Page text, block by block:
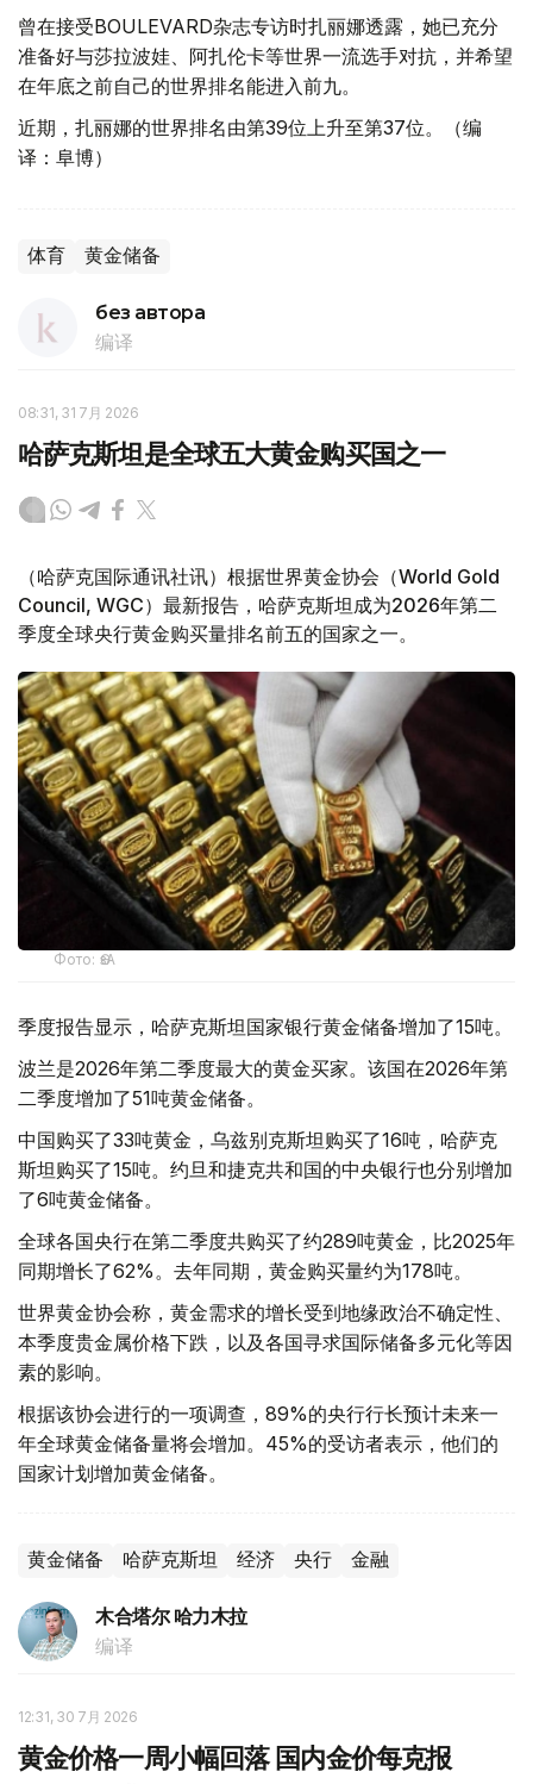
曾在接受BOULEVARD杂志专访时扎丽娜透露，她已充分
准备好与莎拉波娃、阿扎伦卡等世界一流选手对抗，并希望
在年底之前自己的世界排名能进入前九。
近期，扎丽娜的世界排名由第39位上升至第37位。（编
译：阜博）
体育 黄金储备
без автора
编译
08:31, 31 7月 2026
哈萨克斯坦是全球五大黄金购买国之一
（哈萨克国际通讯社讯）根据世界黄金协会（World Gold
Council, WGC）最新报告，哈萨克斯坦成为2026年第二
季度全球央行黄金购买量排名前五的国家之一。
Фото: ӨзА
季度报告显示，哈萨克斯坦国家银行黄金储备增加了15吨。
波兰是2026年第二季度最大的黄金买家。该国在2026年第
二季度增加了51吨黄金储备。
中国购买了33吨黄金，乌兹别克斯坦购买了16吨，哈萨克
斯坦购买了15吨。约旦和捷克共和国的中央银行也分别增加
了6吨黄金储备。
全球各国央行在第二季度共购买了约289吨黄金，比2025年
同期增长了62%。去年同期，黄金购买量约为178吨。
世界黄金协会称，黄金需求的增长受到地缘政治不确定性、
本季度贵金属价格下跌，以及各国寻求国际储备多元化等因
素的影响。
根据该协会进行的一项调查，89%的央行行长预计未来一
年全球黄金储备量将会增加。45%的受访者表示，他们的
国家计划增加黄金储备。
黄金储备 哈萨克斯坦 经济 央行 金融
木合塔尔 哈力木拉
编译
12:31, 30 7月 2026
黄金价格一周小幅回落 国内金价每克报